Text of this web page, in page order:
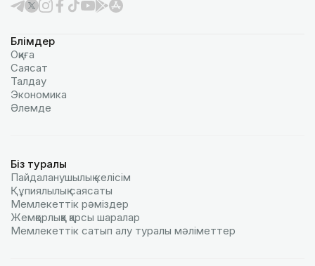
Бөлімдер
Оқиға
Саясат
Талдау
Экономика
Әлемде
Біз туралы
Пайдаланушылық келiciм
Құпиялылық саясаты
Мемлекеттік рәміздер
Жемқорлыққа қарсы шаралар
Мемлекеттік сатып алу туралы мәлiметтер